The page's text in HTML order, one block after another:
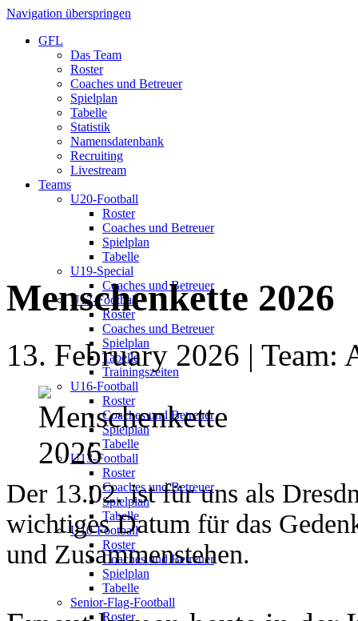
Navigation überspringen
GFL
Das Team
Roster
Coaches und Betreuer
Spielplan
Tabelle
Statistik
Namensdatenbank
Recruiting
Livestream
Teams
U20-Football
Roster
Coaches und Betreuer
Spielplan
Tabelle
U19-Special
Coaches und Betreuer
U17-Football
Roster
Coaches und Betreuer
Spielplan
Tabelle
Trainingszeiten
U16-Football
Roster
Coaches und Betreuer
Spielplan
Tabelle
U13-Football
Roster
Coaches und Betreuer
Spielplan
Tabelle
U10-Football
Roster
Coaches und Betreuer
Spielplan
Tabelle
Senior-Flag-Football
Roster
Menschenkette 2026
13. February 2026 | Team:
Der 13.02. ist für uns als
wichtiges Datum für das
und Zusammenstehen.